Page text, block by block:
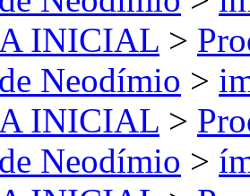
INICIAL >
Neodímio >
INICIAL >
Neodímio >